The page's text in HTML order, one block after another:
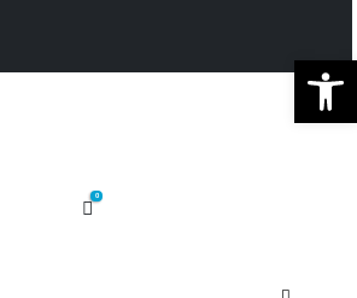
0